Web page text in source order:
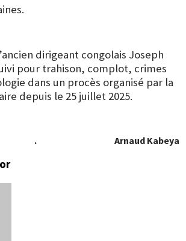
dirigeant congolais Joseph
pour trahison, complot, crimes
dans un procès organisé par la
depuis le 25 juillet 2025.
. Arnaud Kabeya